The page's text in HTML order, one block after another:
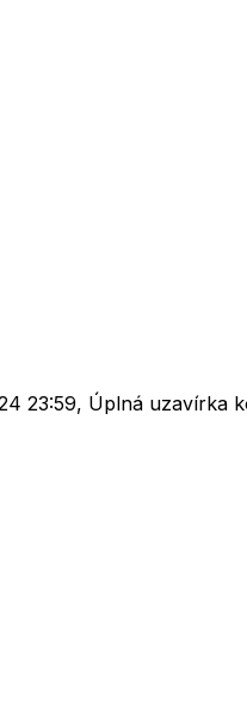
23:59, Úplná uzavírka